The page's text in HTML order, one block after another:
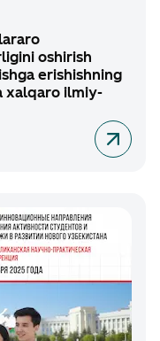
oshirish
erishishning
xalqaro ilmiy-